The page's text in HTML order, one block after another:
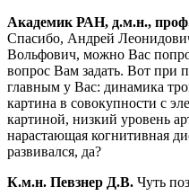
Академик РАН, д.м.н.,
Спасибо, Андрей
Вольфович, можно Вас
вопрос Вам задать. Вот при
главным у Вас: динамика
картина в совокупности с
картиной, низкий уровень
нарастающая когнитивная
развивался, да?
К.м.н. Певзнер Д.В. Чуть